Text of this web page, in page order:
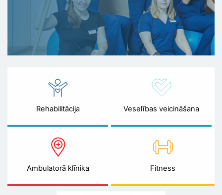
Rehabilitācija Veselības veicināšana
Ambulatorā klīnika Fitness